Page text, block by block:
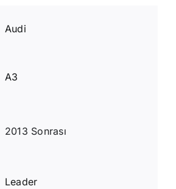
Audi
A3
2013 Sonrası
Leader